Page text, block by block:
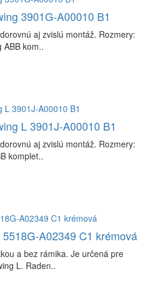
3901G-A00010 B1
aj zvislú montáž. Rozmery:
kom..
L 3901J-A00010 B1
aj zvislú montáž. Rozmery:
komplet..
A02349 C1 krémová
a bez rámika. Je určená pre
L. Raden..